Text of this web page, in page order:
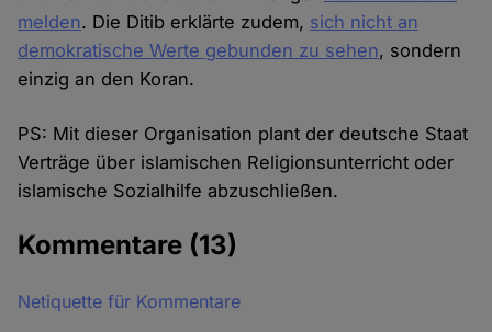
melden. Die Ditib erklärte zudem, sich nicht an
demokratische Werte gebunden zu sehen, sondern
einzig an den Koran.
PS: Mit dieser Organisation plant der deutsche Staat
Verträge über islamischen Religionsunterricht oder
islamische Sozialhilfe abzuschließen.
Kommentare (13)
Netiquette für Kommentare